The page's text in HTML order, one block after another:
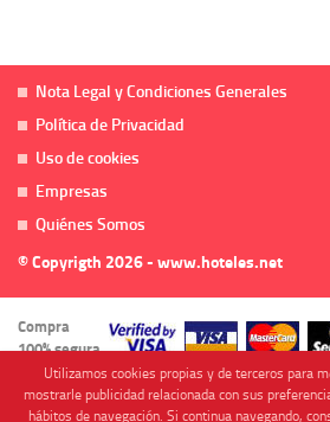
Nota Legal y Condiciones Generales
Política de Privacidad
Uso de cookies
Empresas
Quiénes Somos
© Copyrigth 2026 - www.hoteles.net
Compra
100% segura
Utilizamos cookies propias y de terceros para
mostrarle publicidad relacionada con sus
hábitos de navegación. Si continua navegando,